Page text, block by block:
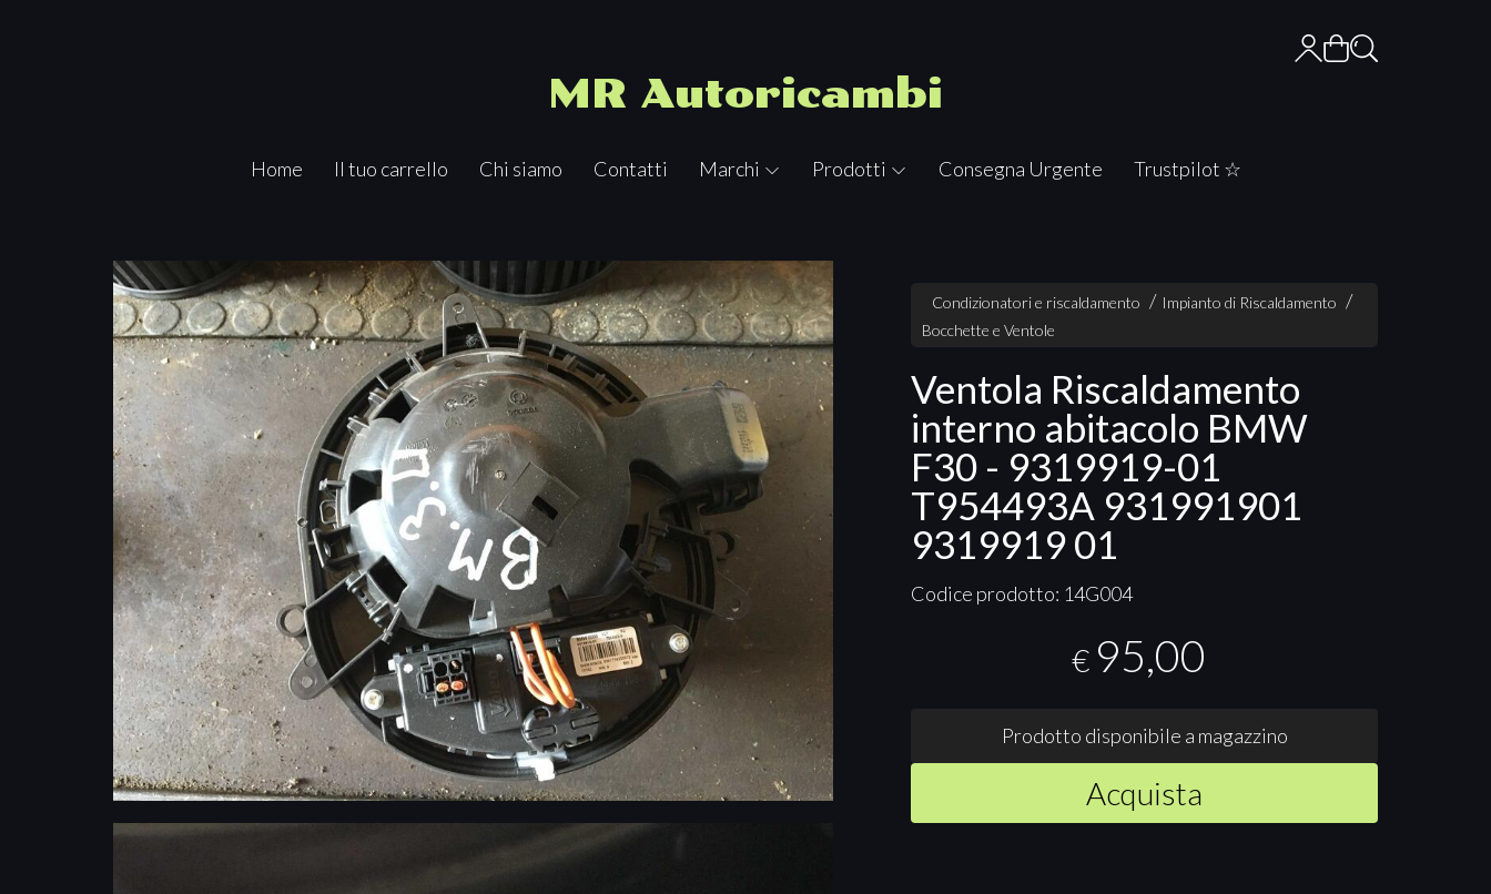
MR Autoricambi
Home Il tuo carrello Chi siamo Contatti Marchi Prodotti Consegna Urgente Trustpilot ☆
Condizionatori e riscaldamento
Impianto di Riscaldamento
Bocchette e Ventole
Ventola Riscaldamento
interno abitacolo BMW
F30 - 9319919-01
T954493A 931991901
9319919 01
Codice prodotto: 14G004
€ 95,00
Prodotto disponibile a magazzino
Acquista